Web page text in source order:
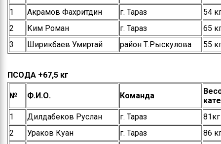
1
Акрамов Фахритдин г. Тараз
54
2
Ким Роман г. Тараз
65
3
Ширикбаев Умиртай район Т.Рыскулова 55
ПСОДА +67,5 кг
№ Ф.И.О. Команда
1
Дилдабеков Руслан г. Тараз
81кг
2
Ураков Куан г. Тараз
86